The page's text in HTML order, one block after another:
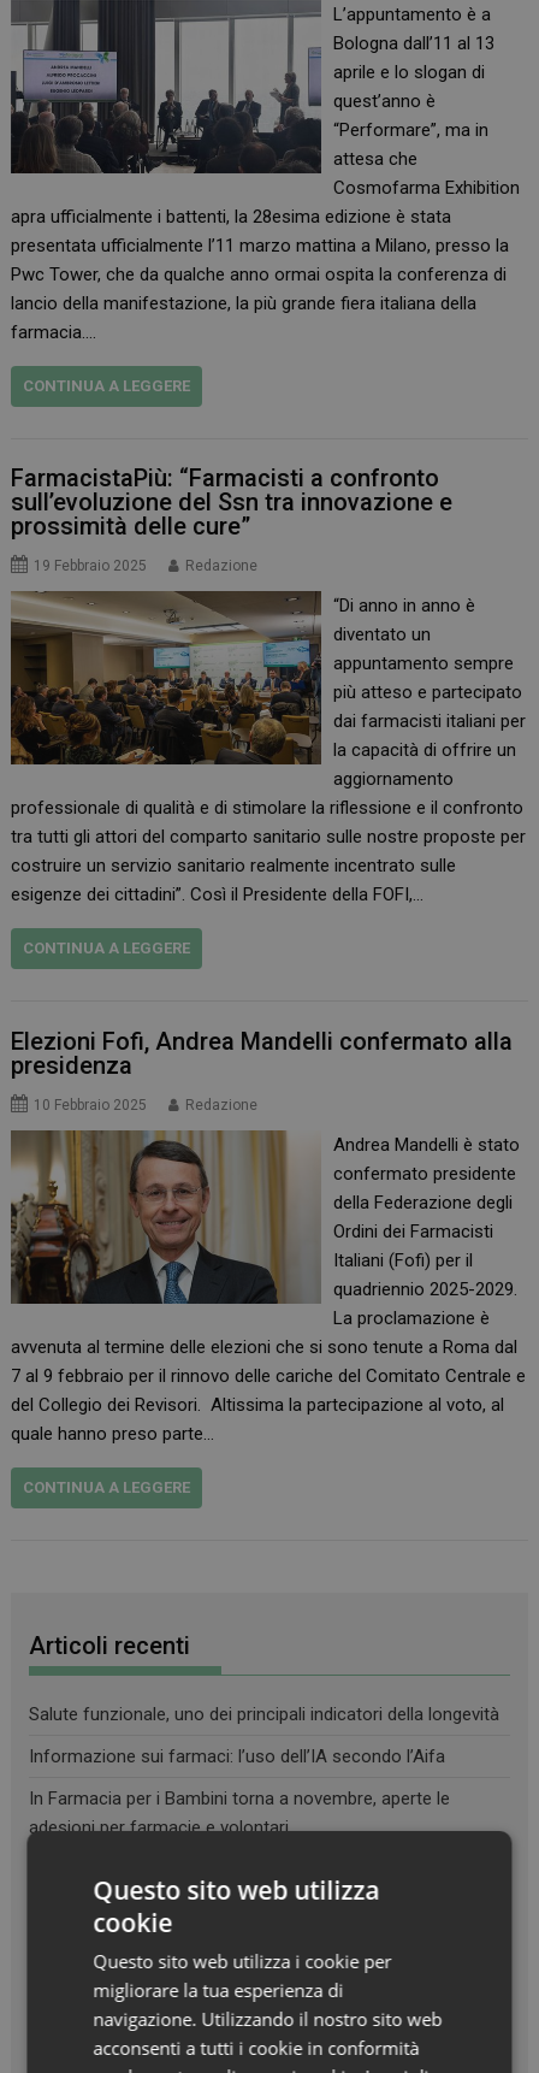
L’appuntamento è a
Bologna dall’11 al 13
aprile e lo slogan di
quest’anno è
“Performare”, ma in
attesa che
Cosmofarma Exhibition
apra ufficialmente i battenti, la 28esima edizione è stata
presentata ufficialmente l’11 marzo mattina a Milano, presso la
Pwc Tower, che da qualche anno ormai ospita la conferenza di
lancio della manifestazione, la più grande fiera italiana della
farmacia.…
CONTINUA A LEGGERE
FarmacistaPiù: “Farmacisti a confronto
sull’evoluzione del Ssn tra innovazione e
prossimità delle cure”
19 Febbraio 2025 Redazione
“Di anno in anno è
diventato un
appuntamento sempre
più atteso e partecipato
dai farmacisti italiani per
la capacità di offrire un
aggiornamento
professionale di qualità e di stimolare la riflessione e il confronto
tra tutti gli attori del comparto sanitario sulle nostre proposte per
costruire un servizio sanitario realmente incentrato sulle
esigenze dei cittadini”. Così il Presidente della FOFI,…
CONTINUA A LEGGERE
Elezioni Fofi, Andrea Mandelli confermato alla
presidenza
10 Febbraio 2025 Redazione
Andrea Mandelli è stato
confermato presidente
della Federazione degli
Ordini dei Farmacisti
Italiani (Fofi) per il
quadriennio 2025-2029.
La proclamazione è
avvenuta al termine delle elezioni che si sono tenute a Roma dal
7 al 9 febbraio per il rinnovo delle cariche del Comitato Centrale e
del Collegio dei Revisori. Altissima la partecipazione al voto, al
quale hanno preso parte…
CONTINUA A LEGGERE
Articoli recenti
Salute funzionale, uno dei principali indicatori della longevità
Informazione sui farmaci: l’uso dell’IA secondo l’Aifa
In Farmacia per i Bambini torna a novembre, aperte le
adesioni per farmacie e volontari
remunerazione
di peso oltre un minore su quattro
Questo sito web utilizza
cookie
Questo sito web utilizza i cookie per
migliorare la tua esperienza di
navigazione. Utilizzando il nostro sito web
acconsenti a tutti i cookie in conformità